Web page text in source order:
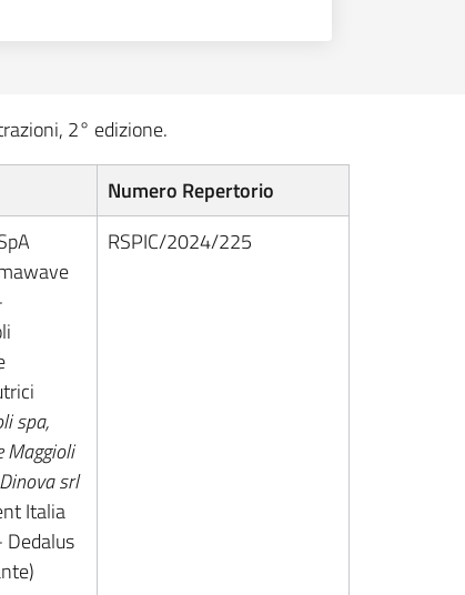
2° edizione.
Numero Repertorio
spa,
Maggioli
srl
Italia
Dedalus
RSPIC/2024/225